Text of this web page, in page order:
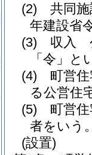
(2)
共同
年建設省
(3)
収入
「令」と
(4)
町営
る公営住
(5)
町営
者をいう
(設置)